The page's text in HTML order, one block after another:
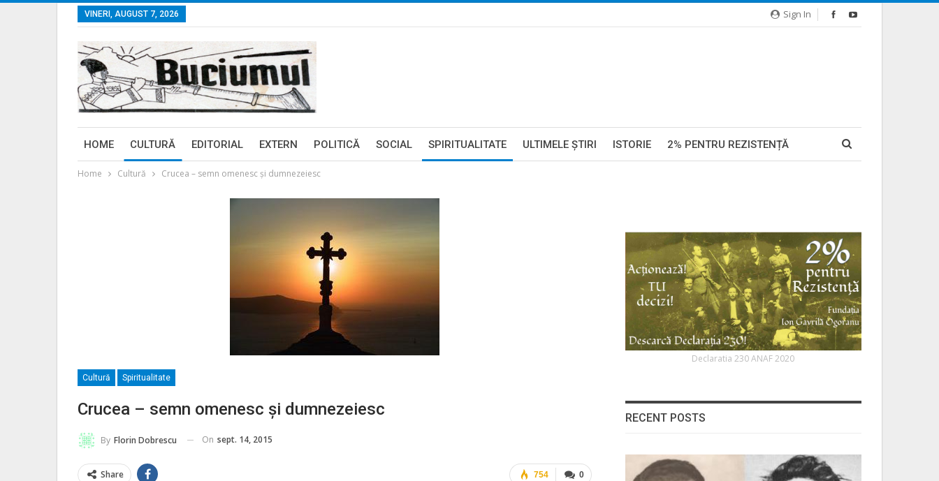
Sign In
VINERI, AUGUST 7, 2026
HOME CULTURĂ EDITORIAL EXTERN POLITICĂ SOCIAL SPIRITUALITATE ULTIMELE ŞTIRI ISTORIE 2% PENTRU REZISTENȚĂ
Home Cultură Crucea – semn omenesc și dumnezeiesc
Cultură Spiritualitate
Crucea – semn omenesc și dumnezeiesc
By Florin Dobrescu On sept. 14, 2015
0
754
Share
Declaratia 230 ANAF 2020
RECENT POSTS